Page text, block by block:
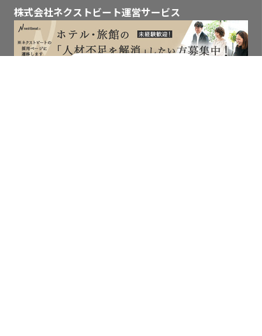
株式会社ネクストビート運営サービス